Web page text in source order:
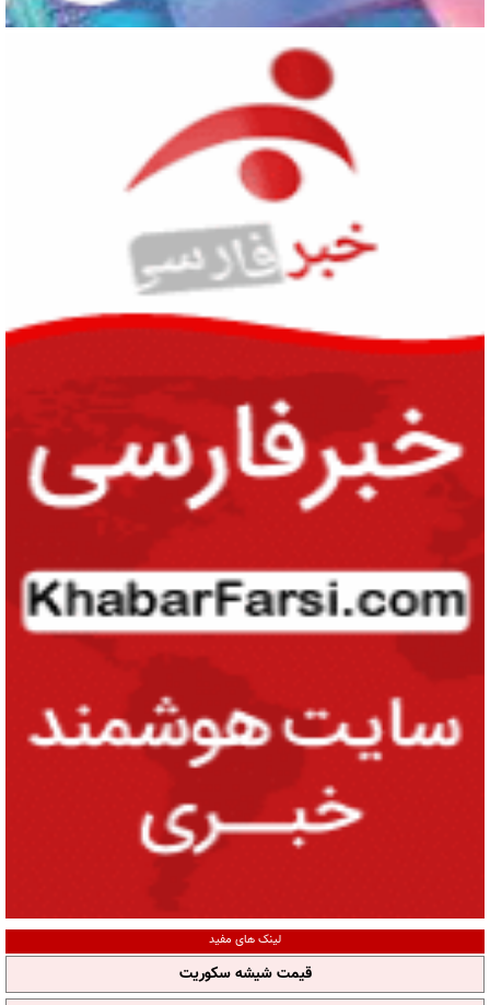
لینک های مفید
قیمت شیشه سکوریت